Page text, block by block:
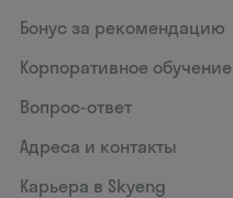
Бонус за рекомендацию
Корпоративное обучение
Вопрос-ответ
Адреса и контакты
Карьера в Skyeng